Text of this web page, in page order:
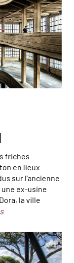
friches
en lieux
sur l'ancienne
une ex-usine
la ville